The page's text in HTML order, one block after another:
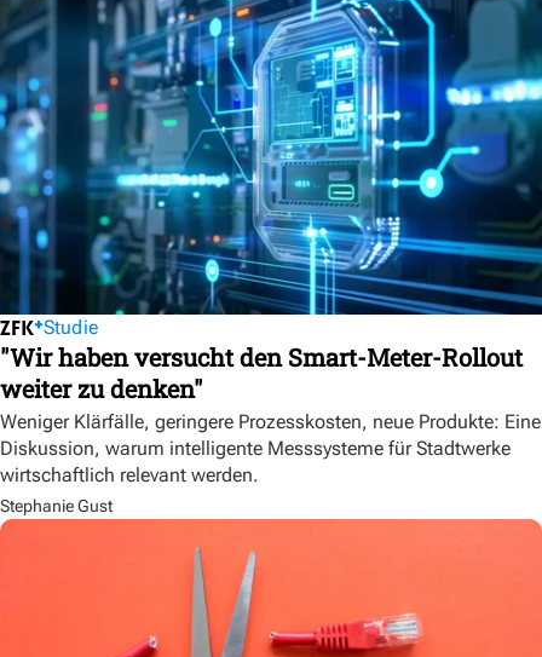
Studie
"Wir haben versucht den Smart-Meter-Rollout
weiter zu denken"
Weniger Klärfälle, geringere Prozesskosten, neue Produkte: Eine
Diskussion, warum intelligente Messsysteme für Stadtwerke
wirtschaftlich relevant werden.
Stephanie Gust